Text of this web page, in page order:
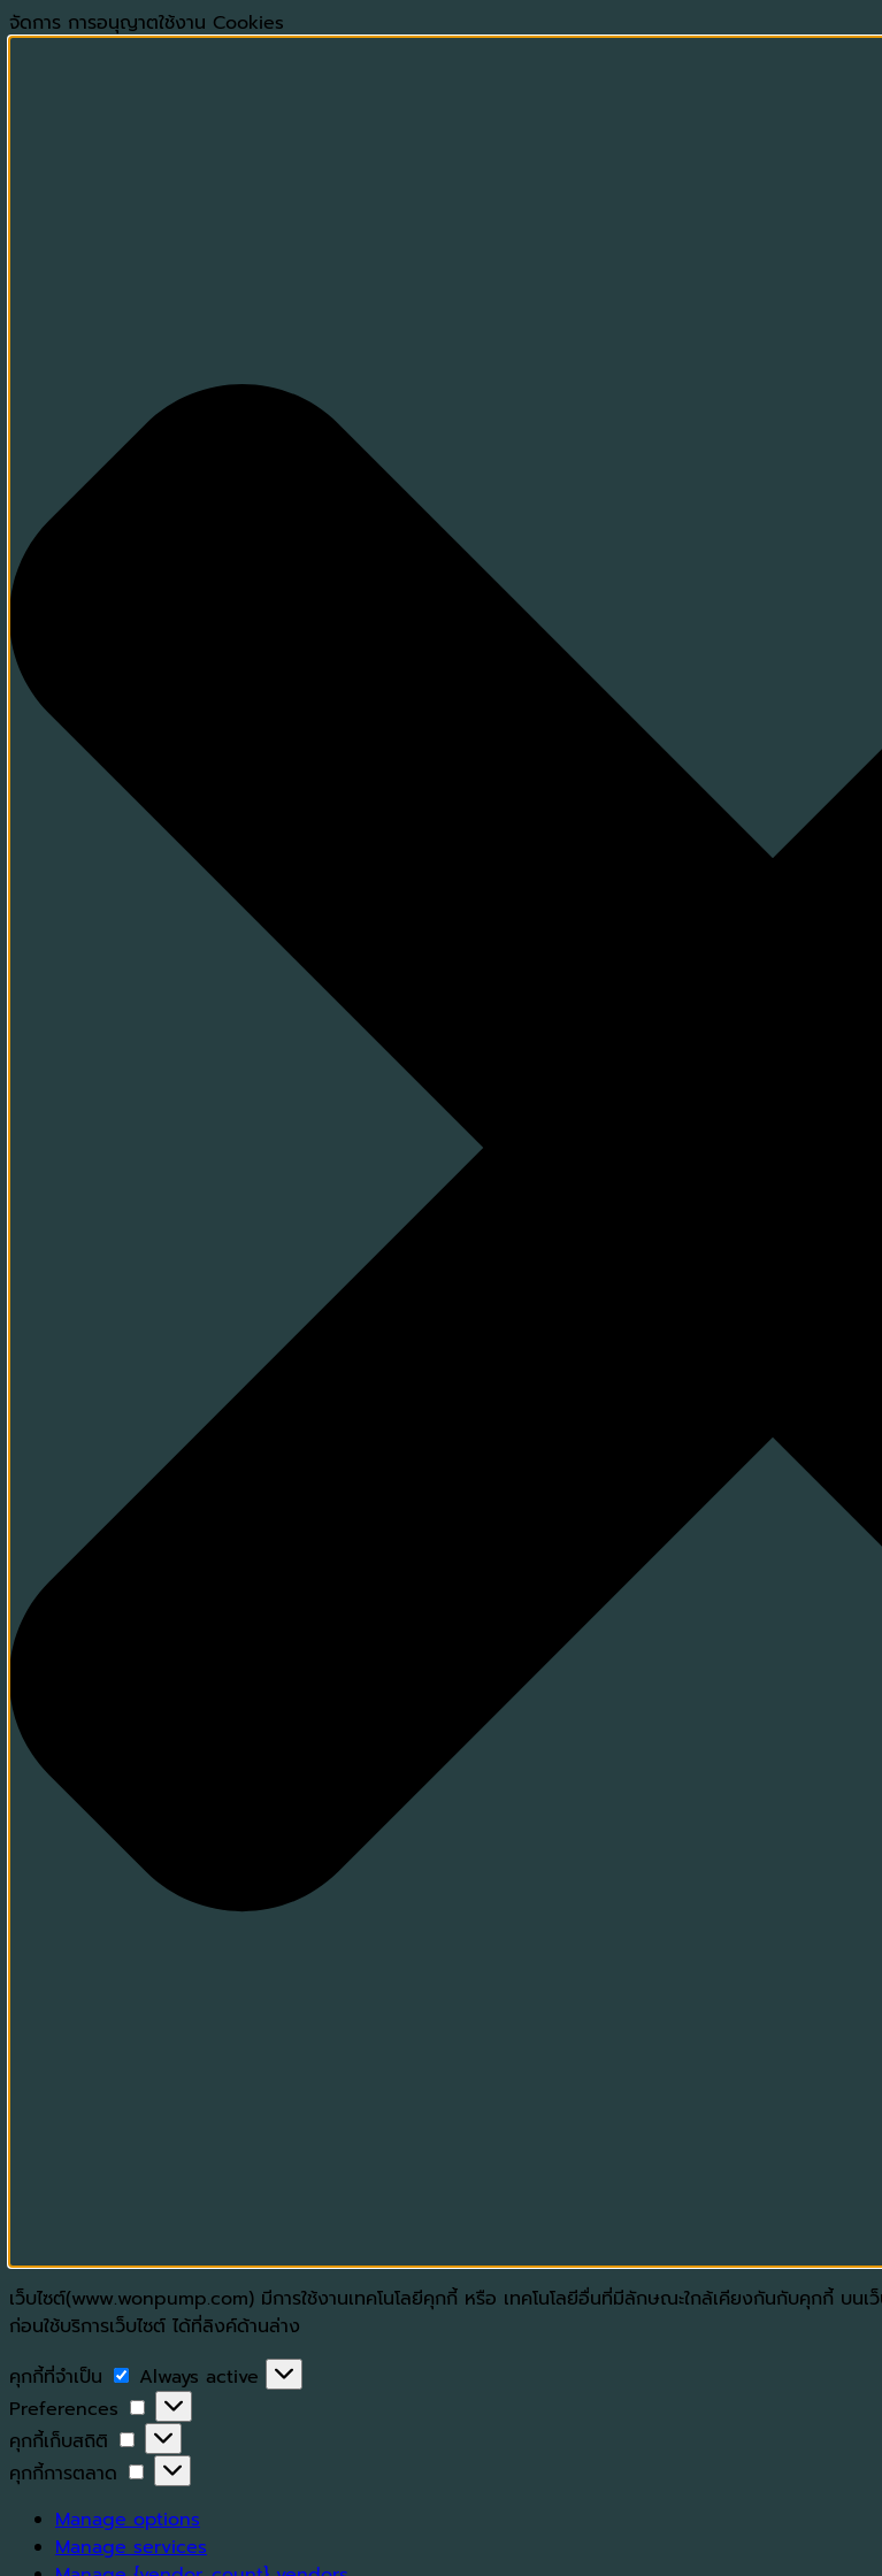
จัดการ การอนุญาตใช้งาน Cookies
เว็บไซต์(www.wonpump.com) มีการใช้งานเทคโนโลยีคุกกี้ หรือ เทคโนโลยีอื่นที่มีลักษณะใกล้เคียงกันกับคุกกี้ บน
ก่อนใช้บริการเว็บไซต์ ได้ที่ลิงค์ด้านล่าง
คุกกี้ที่จำเป็น
คุกกี้
ที่
จำเป็น
Always active
Preferences
Preferences
คุกกี้เก็บสถิติ
คุกกี้
เก็บ
สถิติ
คุกกี้การตลาด
คุกกี้
การ
ตลาด
Manage options
Manage services